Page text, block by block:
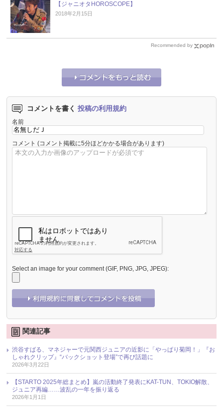
【ジャニオタHOROSCOPE】
2018年2月15日
Recommended by
コメントを書く 投稿の利用規約
名前
コメント (コメント掲載に5分ほどかかる場合があります)
Select an image for your comment (GIF, PNG, JPG, JPEG):
関連記事
渋谷すばる、マネジャーで元関西ジュニアの近影に「やっぱり菊岡！」『お
しゃれクリップ』“バックショット登場”で再び話題に
2026年3月22日
【STARTO 2025年総まとめ】嵐の活動終了発表にKAT-TUN、TOKIO解散、
ジュニア再編……波乱の一年を振り返る
2026年1月1日